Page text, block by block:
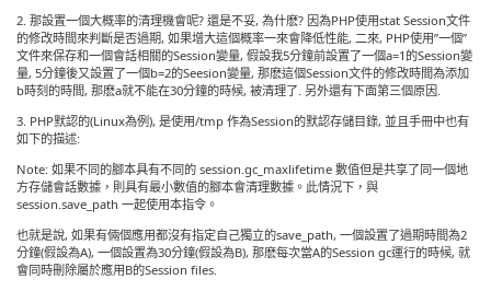
2. 那設置一個大概率的清理機會呢? 還是不妥, 為什麽? 因為PHP使用stat Session文件
的修改時間來判斷是否過期, 如果增大這個概率一來會降低性能, 二來, PHP使用”一個”
文件來保存和一個會話相關的Session變量, 假設我5分鐘前設置了一個a=1的Session變
量, 5分鐘後又設置了一個b=2的Seesion變量, 那麽這個Session文件的修改時間為添加
b時刻的時間, 那麽a就不能在30分鐘的時候, 被清理了. 另外還有下面第三個原因.
3. PHP默認的(Linux為例), 是使用/tmp 作為Session的默認存儲目錄, 並且手冊中也有
如下的描述:
Note: 如果不同的腳本具有不同的 session.gc_maxlifetime 數值但是共享了同一個地
方存儲會話數據，則具有最小數值的腳本會清理數據。此情況下，與
session.save_path 一起使用本指令。
也就是說, 如果有倆個應用都沒有指定自己獨立的save_path, 一個設置了過期時間為2
分鐘(假設為A), 一個設置為30分鐘(假設為B), 那麽每次當A的Session gc運行的時候, 就
會同時刪除屬於應用B的Session files.